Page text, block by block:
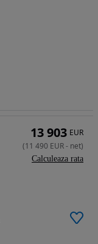
13 903 EUR
(11 490 EUR- net)
Calculeaza rata